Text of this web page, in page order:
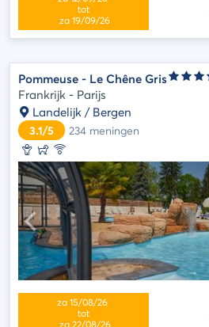
Pommeuse - Le Chêne Gris
Frankrijk - Parijs
Landelijk / Bergen
3.1/5 234meningen